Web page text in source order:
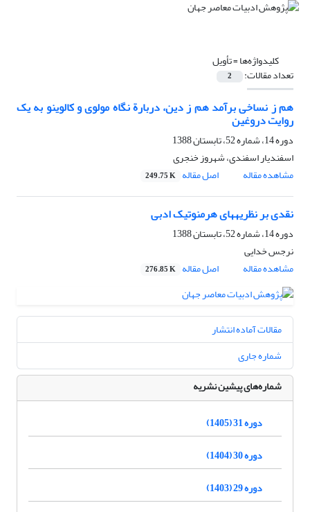
کلیدواژه‌ها =تأویل
تعداد مقالات: 2
هم ز نساخی برآمد هم ز دین، دربارة نگاه مولوی و کالوینو به یک
روایت دروغین
دوره 14، شماره 52، تابستان 1388
اسفندیار اسفندی، شهروز خنجری
مشاهده مقاله
اصل مقاله 249.75 K
نقدی بر نظریه‏های هرمنوتیک ادبی
دوره 14، شماره 52، تابستان 1388
نرجس خدایی
مشاهده مقاله
اصل مقاله 276.85 K
مقالات آماده انتشار
شماره جاری
شماره‌های پیشین نشریه
دوره 31 (1405)
دوره 30 (1404)
دوره 29 (1403)